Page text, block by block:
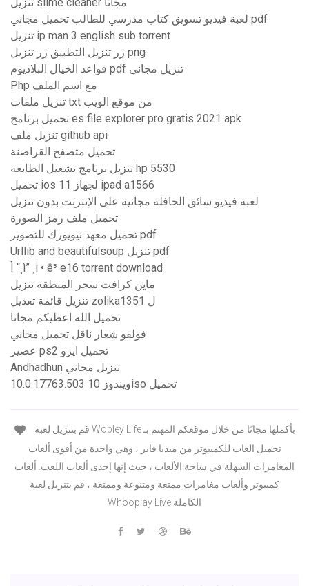
تنزيل slime cleaner مجانًا
لعبة فيديو تسويق كتاب مدرسي للطالب تحميل مجاني pdf
تنزيل ip man 3 english sub torrent
زر تنزيل التطبيق زر تنزيل png
قواعد الخيال البلاديوم pdf تنزيل مجاني
Php مع اسم الملف
تنزيل ملفات txt من موقع الويب
تحميل برنامج es file explorer pro gratis 2021 apk
تنزيل ملف github api
تحميل متصفح القراصنة
تنزيل برنامج تشغيل الطابعة hp 5530
تحميل ios 11 لجهاز ipad a1566
لعبة فيديو سائق الحافلة مجانية على الإنترنت بدون تنزيل
تحميل ملف رمز الصورة
تحميل معهد نيويورك للتصوير pdf
Urllib and beautifulsoup تنزيل pdf
Ì “¸ì” ¸i • ê³ e16 torrent download
ماين كرافت سحر المنطقة تنزيل
تنزيل قائمة تعديل zolika1351 ل
تحميل الله اعطيكم مجانا
فولفو شعار ناقل تحميل مجاني
عصير ps2 تحميل ايزو
Andhadhun تنزيل مجاني
ويندوز 10 10.0.17763.503iso تحميل
تحميل العاب للكمبيوتر من ميديا فاير ، وهي واحدة من أقوى ألعاب
المغامرات السهلة في ساحة الألعاب ، حيث إنها إحدى ألعاب اللعب. ألعاب
كمبيوتر وألعاب مغامرات ممتعة ومتنوعة وممتعة ، قم بتنزيل لعبة
Whooplay Live الكاملة